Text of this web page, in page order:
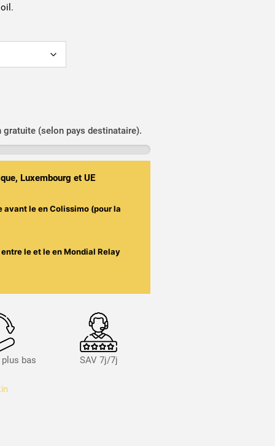
(selon pays destinataire).
Luxembourg et UE
avant leen Colissimo (pour la
entre leet leen Mondial Relay
bas SAV 7j/7j